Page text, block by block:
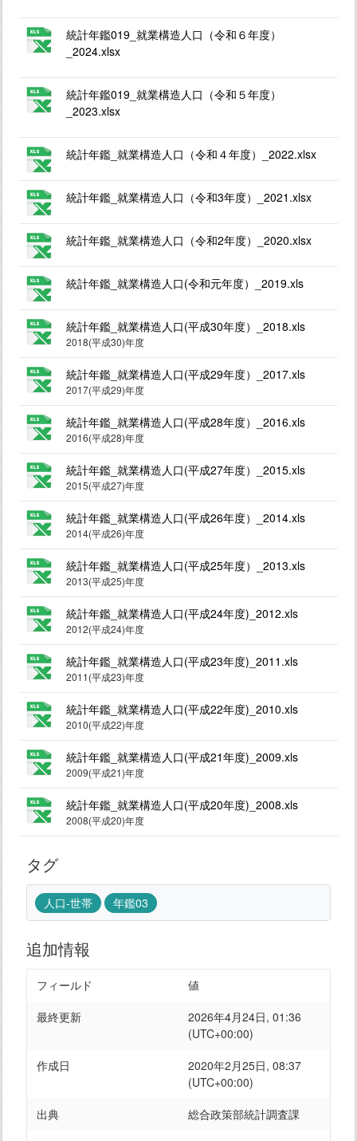
統計年鑑019_就業構造人口（令和６年度）
_2024.xlsx
統計年鑑019_就業構造人口（令和５年度）
_2023.xlsx
統計年鑑_就業構造人口（令和４年度）_2022.xlsx
統計年鑑_就業構造人口（令和3年度）_2021.xlsx
統計年鑑_就業構造人口（令和2年度）_2020.xlsx
統計年鑑_就業構造人口(令和元年度）_2019.xls
統計年鑑_就業構造人口(平成30年度）_2018.xls
2018(平成30)年度
統計年鑑_就業構造人口(平成29年度）_2017.xls
2017(平成29)年度
統計年鑑_就業構造人口(平成28年度）_2016.xls
2016(平成28)年度
統計年鑑_就業構造人口(平成27年度）_2015.xls
2015(平成27)年度
統計年鑑_就業構造人口(平成26年度）_2014.xls
2014(平成26)年度
統計年鑑_就業構造人口(平成25年度）_2013.xls
2013(平成25)年度
統計年鑑_就業構造人口(平成24年度)_2012.xls
2012(平成24)年度
統計年鑑_就業構造人口(平成23年度)_2011.xls
2011(平成23)年度
統計年鑑_就業構造人口(平成22年度)_2010.xls
2010(平成22)年度
統計年鑑_就業構造人口(平成21年度)_2009.xls
2009(平成21)年度
統計年鑑_就業構造人口(平成20年度)_2008.xls
2008(平成20)年度
タグ
人口-世帯 年鑑03
追加情報
フィールド
値
最終更新
2026年4月24日, 01:36
(UTC+00:00)
作成日
2020年2月25日, 08:37
(UTC+00:00)
出典
総合政策部統計調査課